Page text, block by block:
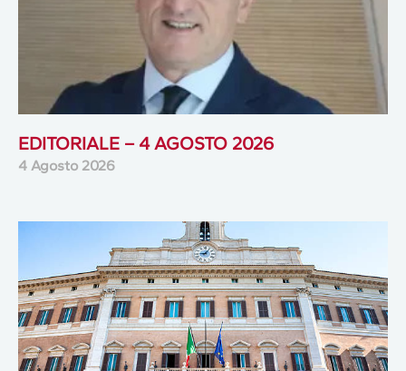
EDITORIALE – 4 AGOSTO 2026
4 Agosto 2026